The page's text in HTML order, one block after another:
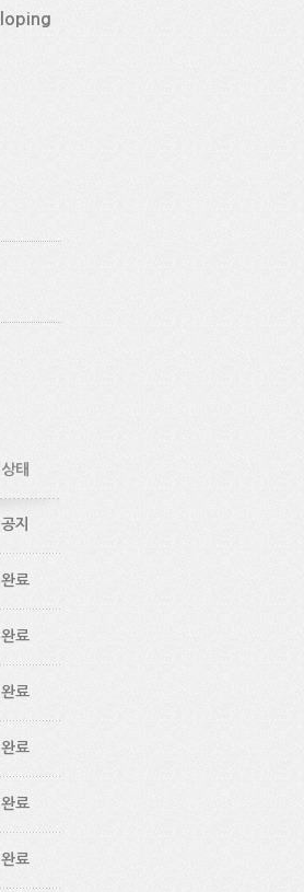
상태
공지
완료
완료
완료
완료
완료
완료